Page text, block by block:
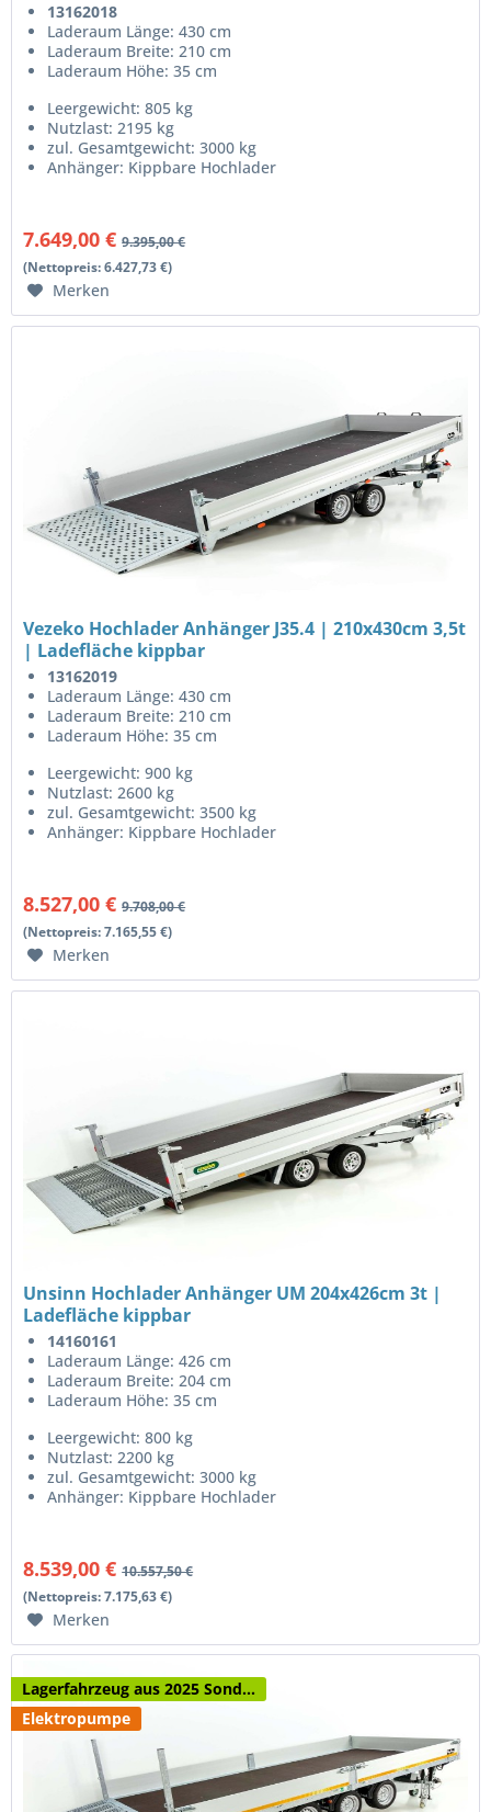
13162018
Laderaum Länge: 430 cm
Laderaum Breite: 210 cm
Laderaum Höhe: 35 cm
Leergewicht: 805 kg
Nutzlast: 2195 kg
zul. Gesamtgewicht: 3000 kg
Anhänger: Kippbare Hochlader
7.649,00 € 9.395,00 €
(Nettopreis: 6.427,73 €)
Merken
Vezeko Hochlader Anhänger J35.4 | 210x430cm 3,5t
| Ladefläche kippbar
13162019
Laderaum Länge: 430 cm
Laderaum Breite: 210 cm
Laderaum Höhe: 35 cm
Leergewicht: 900 kg
Nutzlast: 2600 kg
zul. Gesamtgewicht: 3500 kg
Anhänger: Kippbare Hochlader
8.527,00 € 9.708,00 €
(Nettopreis: 7.165,55 €)
Merken
Unsinn Hochlader Anhänger UM 204x426cm 3t |
Ladefläche kippbar
14160161
Laderaum Länge: 426 cm
Laderaum Breite: 204 cm
Laderaum Höhe: 35 cm
Leergewicht: 800 kg
Nutzlast: 2200 kg
zul. Gesamtgewicht: 3000 kg
Anhänger: Kippbare Hochlader
8.539,00 € 10.557,50 €
(Nettopreis: 7.175,63 €)
Merken
Lagerfahrzeug aus 2025 Sond...
Elektropumpe